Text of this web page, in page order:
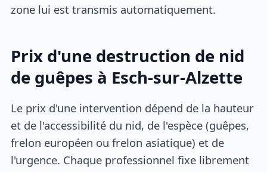
zone lui est transmis automatiquement.
Prix d'une destruction de nid
de guêpes à Esch-sur-Alzette
Le prix d'une intervention dépend de la hauteur
et de l'accessibilité du nid, de l'espèce (guêpes,
frelon européen ou frelon asiatique) et de
l'urgence. Chaque professionnel fixe librement